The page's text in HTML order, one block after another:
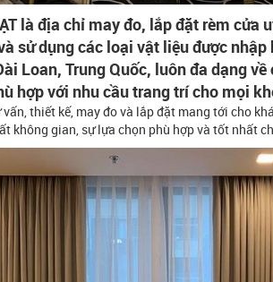
là địa chỉ may đo, lắp đặt rèm cửa
sử dụng các loại vật liệu được
Loan, Trung Quốc, luôn đa dạng
hợp với nhu cầu trang trí cho mọi
thiết kế, may đo và lắp đặt mang tới cho
không gian, sự lựa chọn phù hợp và tốt nhất